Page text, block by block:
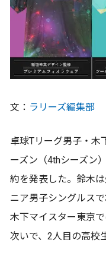
文： ラリーズ編集部
卓球Tリーグ男子・木
ーズン（4thシーズン
約を発表した。鈴木
ニア男子シングルス
木下マイスター東京
次いで、2人目の高校